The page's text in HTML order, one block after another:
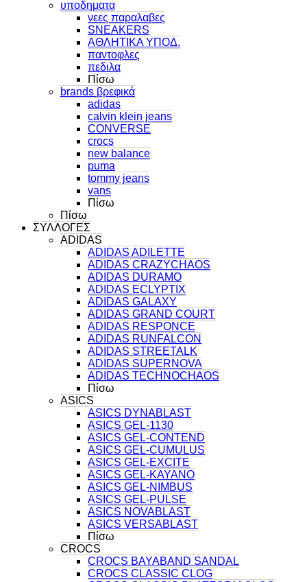
υποδηματα
νεες παραλαβες
SNEAKERS
ΑΘΛΗΤΙΚΑ ΥΠΟΔ.
παντοφλες
πεδιλα
Πίσω
brands βρεφικά
adidas
calvin klein jeans
CONVERSE
crocs
new balance
puma
tommy jeans
vans
Πίσω
Πίσω
ΣΥΛΛΟΓΕΣ
ADIDAS
ADIDAS ADILETTE
ADIDAS CRAZYCHAOS
ADIDAS DURAMO
ADIDAS ECLYPTIX
ADIDAS GALAXY
ADIDAS GRAND COURT
ADIDAS RESPONCE
ADIDAS RUNFALCON
ADIDAS STREETALK
ADIDAS SUPERNOVA
ADIDAS TECHNOCHAOS
Πίσω
ASICS
ASICS DYNABLAST
ASICS GEL-1130
ASICS GEL-CONTEND
ASICS GEL-CUMULUS
ASICS GEL-EXCITE
ASICS GEL-KAYANO
ASICS GEL-NIMBUS
ASICS GEL-PULSE
ASICS NOVABLAST
ASICS VERSABLAST
Πίσω
CROCS
CROCS BAYABAND SANDAL
CROCS CLASSIC CLOG